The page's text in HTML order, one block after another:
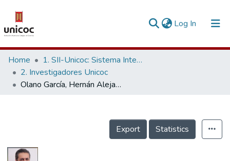
Log In (current)
Communities & Collections
Research Outputs
Home
1. SII-Unicoc: Sistema Integrado de Investigación
2. Investigadores Unicoc
Olano García, Hernán Alejandro
Export Statistics